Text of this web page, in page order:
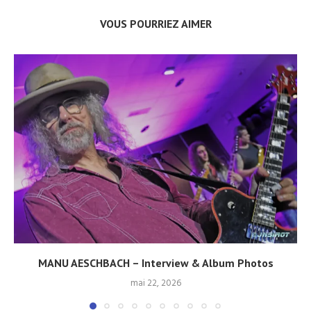
VOUS POURRIEZ AIMER
MANU AESCHBACH – Interview & Album Photos
mai 22, 2026